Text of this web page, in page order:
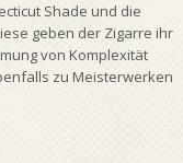
Shade und die
geben der Zigarre ihr
von Komplexität
zu Meisterwerken